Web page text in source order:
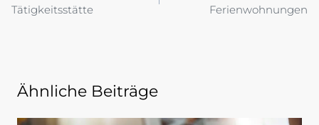
Tätigkeitsstätte
Ferienwohnungen
Ähnliche Beiträge